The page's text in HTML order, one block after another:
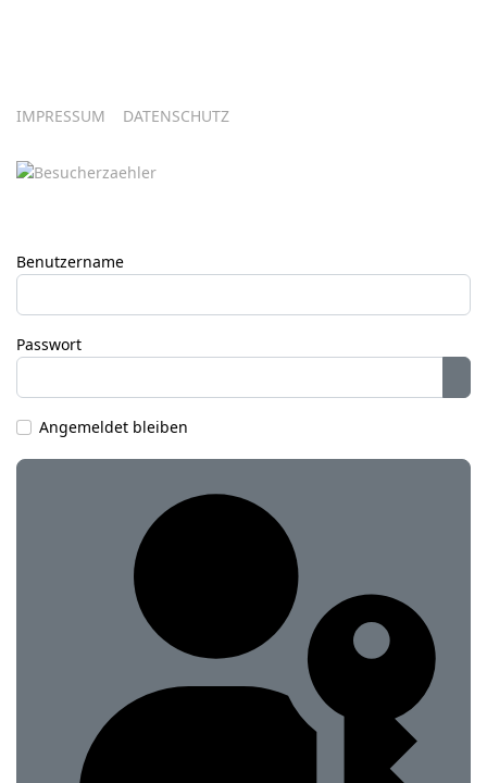
IMPRESSUM DATENSCHUTZ
Benutzername
Passwort
Angemeldet bleiben